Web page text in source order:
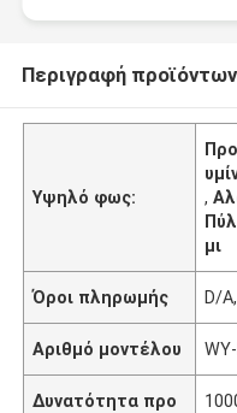
Περιγραφή προϊόντων
Υψηλό φως:
,
μι
Όροι πληρωμής D/
Αριθμό μοντέλου
Δυνατότητα προ